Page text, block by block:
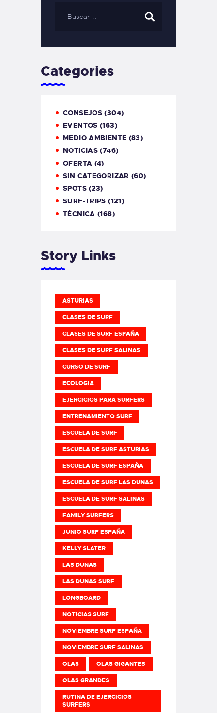
Categories
CONSEJOS (304)
EVENTOS (163)
MEDIO AMBIENTE (83)
NOTICIAS (746)
OFERTA (4)
SIN CATEGORIZAR (60)
SPOTS(23)
SURF-TRIPS (121)
TÉCNICA (168)
Story Links
ASTURIAS
CLASES DE SURF
CLASES DE SURF ESPAÑA
CLASES DE SURF SALINAS
CURSO DE SURF
ECOLOGIA
EJERCICIOS PARA SURFERS
ENTRENAMIENTO SURF
ESCUELA DE SURF
ESCUELA DE SURF ASTURIAS
ESCUELA DE SURF ESPAÑA
ESCUELA DE SURF LAS DUNAS
ESCUELA DE SURF SALINAS
FAMILY SURFERS
JUNIO SURF ESPAÑA
KELLY SLATER
LAS DUNAS
LAS DUNAS SURF
LONGBOARD
NOTICIAS SURF
NOVIEMBRE SURF ESPAÑA
NOVIEMBRE SURF SALINAS
OLAS OLAS GIGANTES
OLAS GRANDES
RUTINA DE EJERCICIOS
SURFERS